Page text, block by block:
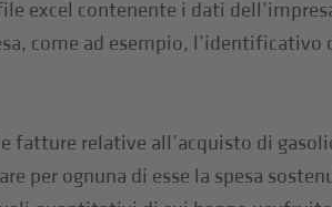
excel contenente i dati
come ad esempio,
fatture relative all’acquisto di
per ognuna di esse la spesa